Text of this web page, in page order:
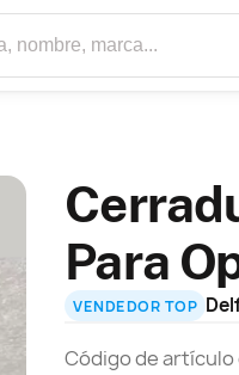
Para
VENDEDOR TOP
Código de